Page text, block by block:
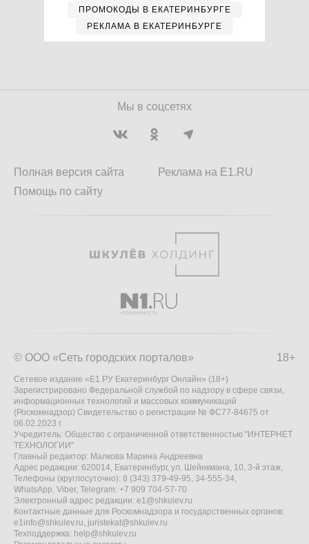
ПРОМОКОДЫ В ЕКАТЕРИНБУРГЕ
РЕКЛАМА В ЕКАТЕРИНБУРГЕ
Мы в соцсетях
Полная версия сайта
Помощь по сайту
Реклама на E1.RU
18+
© ООО «Сеть городских порталов»
Сетевое издание «Е1.РУ Екатеринбург Онлайн» (18+)
Зарегистрировано Федеральной службой по надзору в сфере связи,
информационных технологий и массовых коммуникаций
(Роскомнадзор) Свидетельство о регистрации № ФС77-84675 от
06.02.2023 г.
Учредитель: Общество с ограниченной ответственностью "ИНТЕРНЕТ
ТЕХНОЛОГИИ"
Главный редактор: Малкова Марина Андреевна
Адрес редакции: 620014, Екатеринбург, ул. Шейнкмана, 10, 3-й этаж,
Телефоны (круглосуточно): 8 (343) 379-49-95, 34-555-34,
WhatsApp, Viber, Telegram: +7 909 704-57-70
Электронный адрес редакции: e1@shkulev.ru
Контактные данные для Роскомнадзора и государственных органов:
e1info@shkulev.ru, juristekat@shkulev.ru
Техподдержка: help@shkulev.ru